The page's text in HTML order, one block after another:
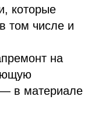
которые
том числе и
на
в материале